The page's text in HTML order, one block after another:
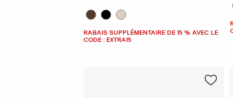
RABAIS SUPPLÉMENTAIRE DE 15 % AVEC LE
CODE : EXTRA15